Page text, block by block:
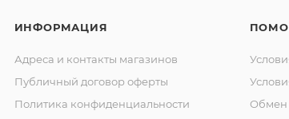
ИНФОРМАЦИЯ
Адреса и контакты магазинов
Публичный договор оферты
Политика конфиденциальности
Обмен